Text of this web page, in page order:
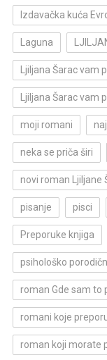
Izdavačka kuća
Laguna
Ljiljana Šarac vam
Ljiljana Šarac vam
moji romani
neka se priča širi
novi roman Ljiljane
pisanje pisci
Preporuke knjiga
psihološko
roman Gde sam to
romani koje
roman koji morate